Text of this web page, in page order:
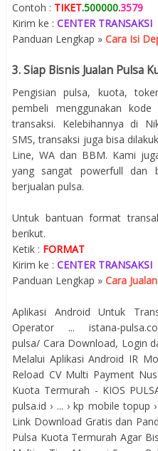
Contoh : TIKET.500000.3579
Kirim ke : CENTER TRANSAKSI
Panduan Lengkap » Cara Isi
3. Siap Bisnis Jualan Pulsa
Pengisian pulsa, kuota,
pembeli menggunakan
transaksi. Kelebihannya di
SMS, transaksi juga bisa
Line, WA dan BBM. Kami
yang sangat powerfull dan
berjualan pulsa.
Untuk bantuan format
berikut.
Ketik : FORMAT
Kirim ke : CENTER TRANSAKSI
Panduan Lengkap » Cara
Aplikasi Android Untuk
Operator ... istana-
pulsa/ Cara Download, Login
Melalui Aplikasi Android IR
Reload CV Multi Payment
Kuota Termurah - KIOS
pulsa.id › ... › kp mobile topup
Link Download Gratis dan
Pulsa Kuota Termurah Agar